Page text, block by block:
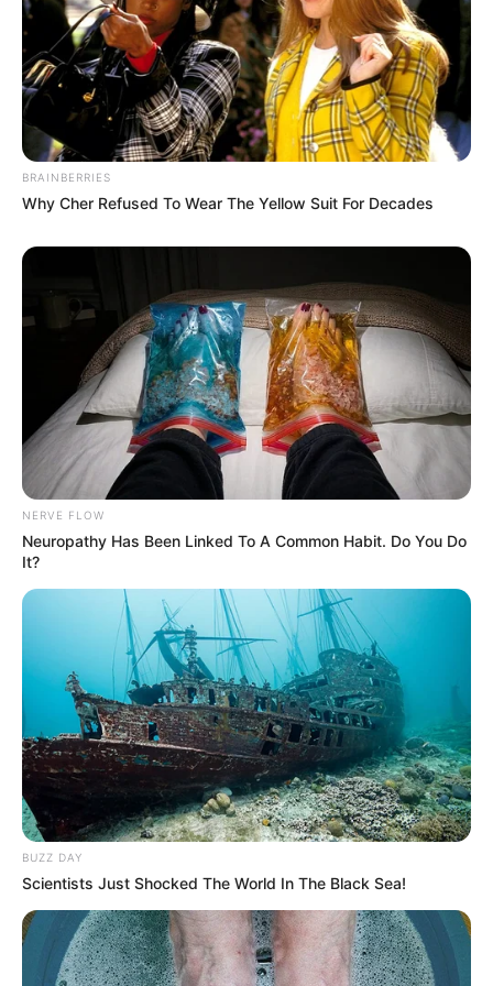
teológiáról vitatkozott Európa legfényesebb
elméivel, soha nem tért vissza erről a színtérről.
Helyette egy paranoid zsarnok alakult ki erőszakos
hangulatváltozásokkal, aki a következő 11 évben
terrorizálja Angliát.
A történelmi feljegyzéseket tanulmányozó modern
idegtudósok most úgy vélik, hogy Henry traumás
agysérülést szenvedett a frontális lebenyben,
amely a személyiséget és az impulzuskontrollt
irányítja. A bizonyíték meggyőző. A baleset előtt
Henry figyelemre méltó visszafogottságot
mutatott korának uralkodója iránt. De 1536 januárja
után a kivégzések komolyan kezdődtek.
Anne Boleyn csak négy hónappal később vesztette
el a fejét. Thomas Cromwell, Henry
legmegbízhatóbb tanácsadója követné a példát. A
király dühe legendássá vált. A szolgák arról
számoltak be, hogy az egyik pillanatban
ellenőrizhetetlenül sírt, a másikban pedig vérért
kiáltott. De az agysérülés csak Henry orvosi
rémálmának kezdete volt.
Ugyanaz a baleset, amely megváltoztatta a
személyiségét, egy régi sebet is felnyitott a lábán,
amely soha nem gyógyult meg. Ez az, ahol a
1536-os baleset felszakította ezt a régi sebet.
Tudorban Angliában, antibiotikumok vagy a
BRAINBERRIES
Why Cher Refused To Wear The Yellow Suit For Decades
NERVE FLOW
Neuropathy Has Been Linked To A Common Habit. Do You Do
It?
BUZZ DAY
Scientists Just Shocked The World In The Black Sea!